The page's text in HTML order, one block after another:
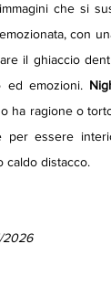
che si
con
il ghiaccio
emozioni.
ha ragione o
per essere
caldo distacco.
2026